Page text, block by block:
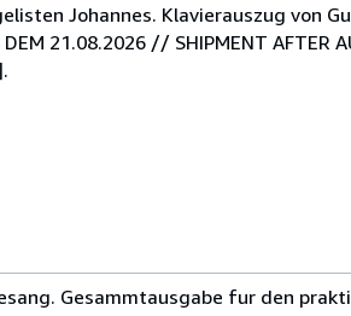
Johannes. Klavierauszug von
21.08.2026 // SHIPMENT AFTER
Gesammtausgabe fur den